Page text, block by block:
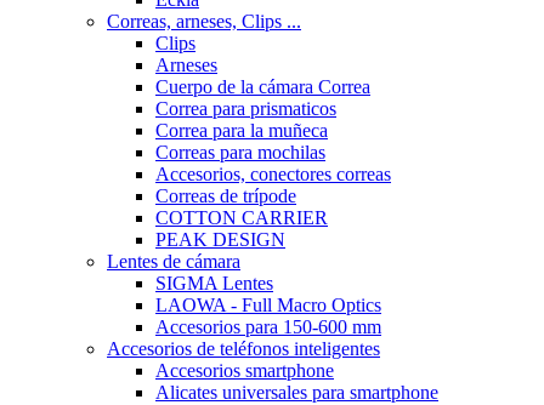
Correas, arneses, Clips ...
Clips
Arneses
Cuerpo de la cámara Correa
Correa para prismaticos
Correa para la muñeca
Correas para mochilas
Accesorios, conectores correas
Correas de trípode
COTTON CARRIER
PEAK DESIGN
Lentes de cámara
SIGMA Lentes
LAOWA - Full Macro Optics
Accesorios para 150-600 mm
Accesorios de teléfonos inteligentes
Accesorios smartphone
Alicates universales para smartphone